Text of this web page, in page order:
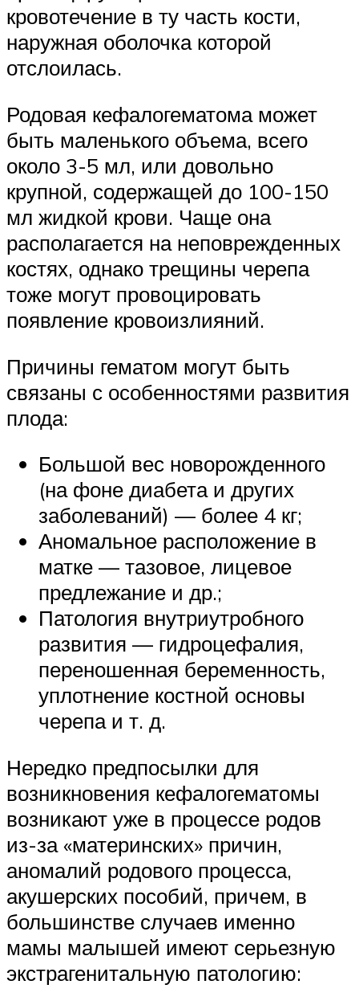
кровотечение в ту часть кости,
наружная оболочка которой
отслоилась.
Родовая кефалогематома может
быть маленького объема, всего
около 3-5 мл, или довольно
крупной, содержащей до 100-150
мл жидкой крови. Чаще она
располагается на неповрежденных
костях, однако трещины черепа
тоже могут провоцировать
появление кровоизлияний.
Причины гематом могут быть
связаны с особенностями развития
плода:
Большой вес новорожденного
(на фоне диабета и других
заболеваний) — более 4 кг;
Аномальное расположение в
матке — тазовое, лицевое
предлежание и др.;
Патология внутриутробного
развития — гидроцефалия,
переношенная беременность,
уплотнение костной основы
черепа и т. д.
Нередко предпосылки для
возникновения кефалогематомы
возникают уже в процессе родов
из-за «материнских» причин,
аномалий родового процесса,
акушерских пособий, причем, в
большинстве случаев именно
мамы малышей имеют серьезную
экстрагенитальную патологию: